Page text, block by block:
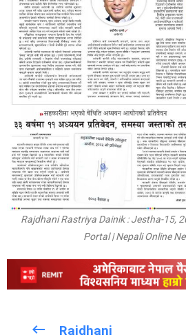
Rajdhani Rastriya Dainik : Jestha-15,
Portal | Nepali Online